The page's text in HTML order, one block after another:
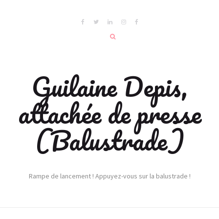
Guilaine Depis,
attachée de presse
(Balustrade)
Rampe de lancement ! Appuyez-vous sur la balustrade !